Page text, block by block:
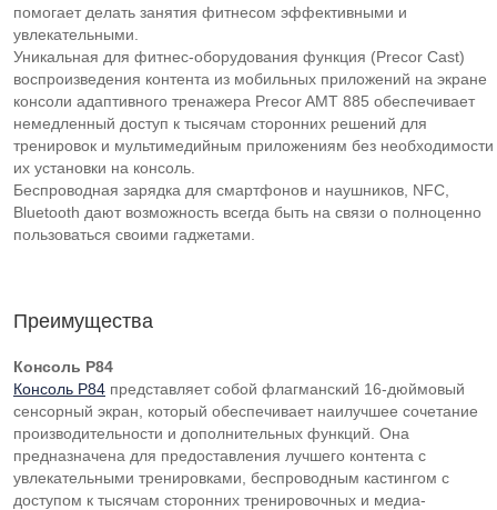
помогает делать занятия фитнесом эффективными и
увлекательными.
Уникальная для фитнес-оборудования функция (Precor Cast)
воспроизведения контента из мобильных приложений на экране
консоли адаптивного тренажера Precor AMT 885 обеспечивает
немедленный доступ к тысячам сторонних решений для
тренировок и мультимедийным приложениям без необходимости
их установки на консоль.
Беспроводная зарядка для смартфонов и наушников, NFC,
Bluetooth дают возможность всегда быть на связи о полноценно
пользоваться своими гаджетами.
Преимущества
Консоль P84
Консоль P84 представляет собой флагманский 16-дюймовый
сенсорный экран, который обеспечивает наилучшее сочетание
производительности и дополнительных функций. Она
предназначена для предоставления лучшего контента с
увлекательными тренировками, беспроводным кастингом с
доступом к тысячам сторонних тренировочных и медиа-